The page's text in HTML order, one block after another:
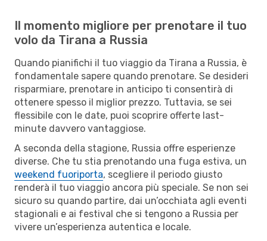
Il momento migliore per prenotare il tuo
volo da Tirana a Russia
Quando pianifichi il tuo viaggio da Tirana a Russia, è
fondamentale sapere quando prenotare. Se desideri
risparmiare, prenotare in anticipo ti consentirà di
ottenere spesso il miglior prezzo. Tuttavia, se sei
flessibile con le date, puoi scoprire offerte last-
minute davvero vantaggiose.
A seconda della stagione, Russia offre esperienze
diverse. Che tu stia prenotando una fuga estiva, un
weekend fuoriporta, scegliere il periodo giusto
renderà il tuo viaggio ancora più speciale. Se non sei
sicuro su quando partire, dai un’occhiata agli eventi
stagionali e ai festival che si tengono a Russia per
vivere un’esperienza autentica e locale.